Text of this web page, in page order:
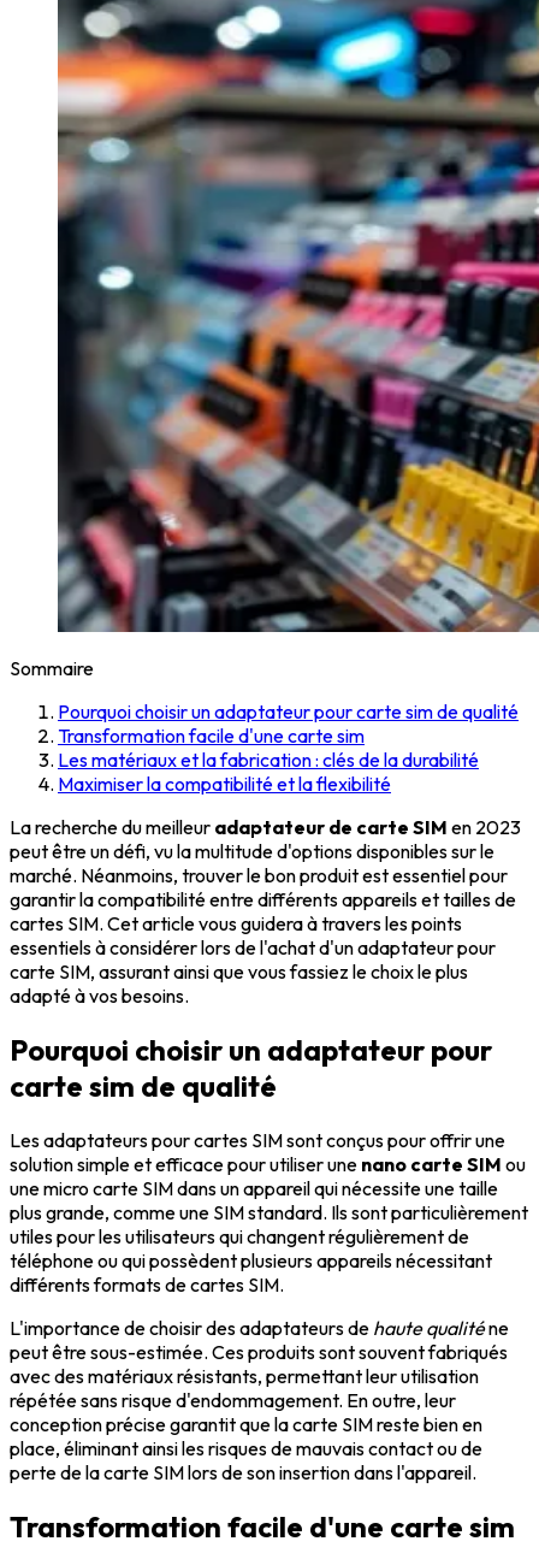
Sommaire
Pourquoi choisir un adaptateur pour carte sim de qualité
Transformation facile d'une carte sim
Les matériaux et la fabrication : clés de la durabilité
Maximiser la compatibilité et la flexibilité
La recherche du meilleur adaptateur de carte SIM en 2023
peut être un défi, vu la multitude d'options disponibles sur le
marché. Néanmoins, trouver le bon produit est essentiel pour
garantir la compatibilité entre différents appareils et tailles de
cartes SIM. Cet article vous guidera à travers les points
essentiels à considérer lors de l'achat d'un adaptateur pour
carte SIM, assurant ainsi que vous fassiez le choix le plus
adapté à vos besoins.
Pourquoi choisir un adaptateur pour
carte sim de qualité
Les adaptateurs pour cartes SIM sont conçus pour offrir une
solution simple et efficace pour utiliser une nano carte SIM ou
une micro carte SIM dans un appareil qui nécessite une taille
plus grande, comme une SIM standard. Ils sont particulièrement
utiles pour les utilisateurs qui changent régulièrement de
téléphone ou qui possèdent plusieurs appareils nécessitant
différents formats de cartes SIM.
L'importance de choisir des adaptateurs de haute qualiténe
peut être sous-estimée. Ces produits sont souvent fabriqués
avec des matériaux résistants, permettant leur utilisation
répétée sans risque d'endommagement. En outre, leur
conception précise garantit que la carte SIM reste bien en
place, éliminant ainsi les risques de mauvais contact ou de
perte de la carte SIM lors de son insertion dans l'appareil.
Transformation facile d'une carte sim